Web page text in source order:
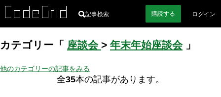
記事検索 購読する ログイン
カテゴリー「 座談会 > 年末年始座談会」
他のカテゴリーの記事をみる
全35本の記事があります。